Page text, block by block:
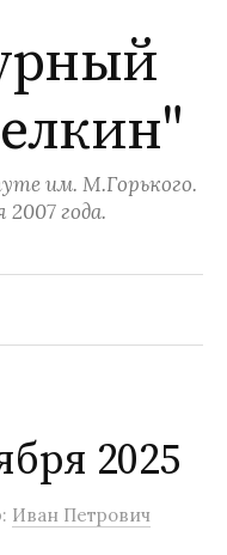
им. М.Горького.
года.
2025
Иван Петрович